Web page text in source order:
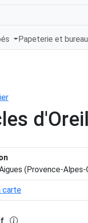
Papeterie et
(Provence-
carte